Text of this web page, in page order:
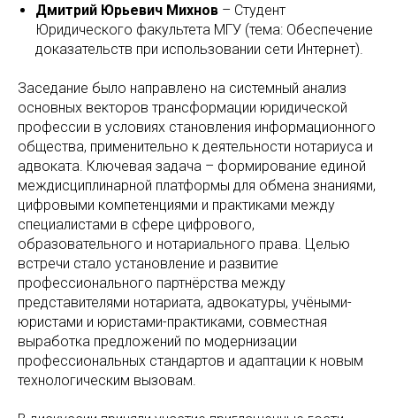
Дмитрий Юрьевич Михнов – Студент
Юридического факультета МГУ (тема: Обеспечение
доказательств при использовании сети Интернет).
Заседание было направлено на системный анализ
основных векторов трансформации юридической
профессии в условиях становления информационного
общества, применительно к деятельности нотариуса и
адвоката. Ключевая задача – формирование единой
междисциплинарной платформы для обмена знаниями,
цифровыми компетенциями и практиками между
специалистами в сфере цифрового,
образовательного и нотариального права. Целью
встречи стало установление и развитие
профессионального партнёрства между
представителями нотариата, адвокатуры, учёными-
юристами и юристами-практиками, совместная
выработка предложений по модернизации
профессиональных стандартов и адаптации к новым
технологическим вызовам.